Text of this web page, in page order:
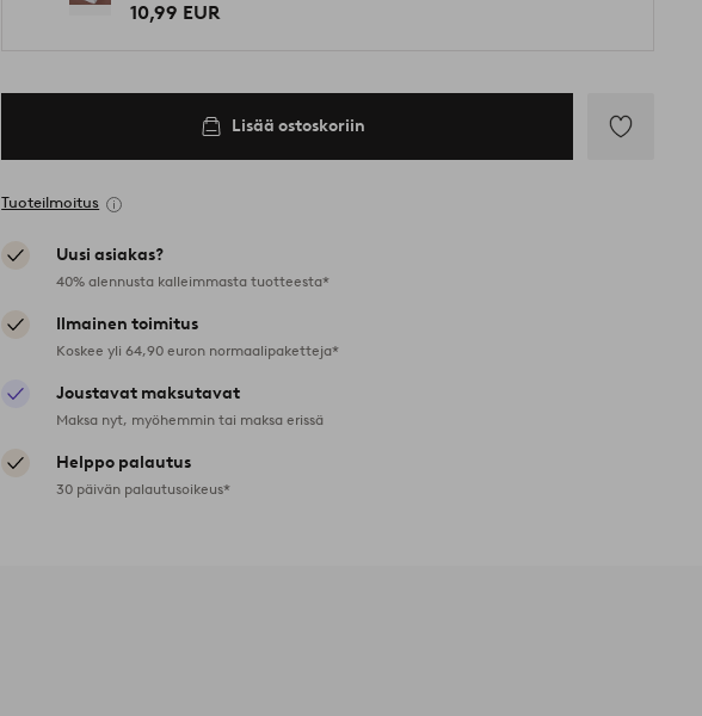
10,99 EUR
Lisää ostoskoriin
Tuoteilmoitus
Uusi asiakas?
40% alennusta kalleimmasta tuotteesta*
Ilmainen toimitus
Koskee yli 64,90 euron normaalipaketteja*
Joustavat maksutavat
Maksa nyt, myöhemmin tai maksa erissä
Helppo palautus
30 päivän palautusoikeus*